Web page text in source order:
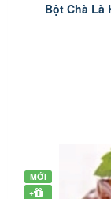
Bột Chà Là
MỚI
+